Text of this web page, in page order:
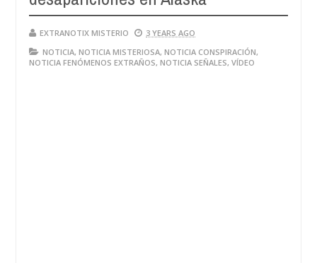
EXTRANOTIX MISTERIO
3 YEARS AGO
NOTICIA, NOTICIA MISTERIOSA, NOTICIA CONSPIRACIÓN,
NOTICIA FENÓMENOS EXTRAÑOS, NOTICIA SEÑALES, VÍDEO